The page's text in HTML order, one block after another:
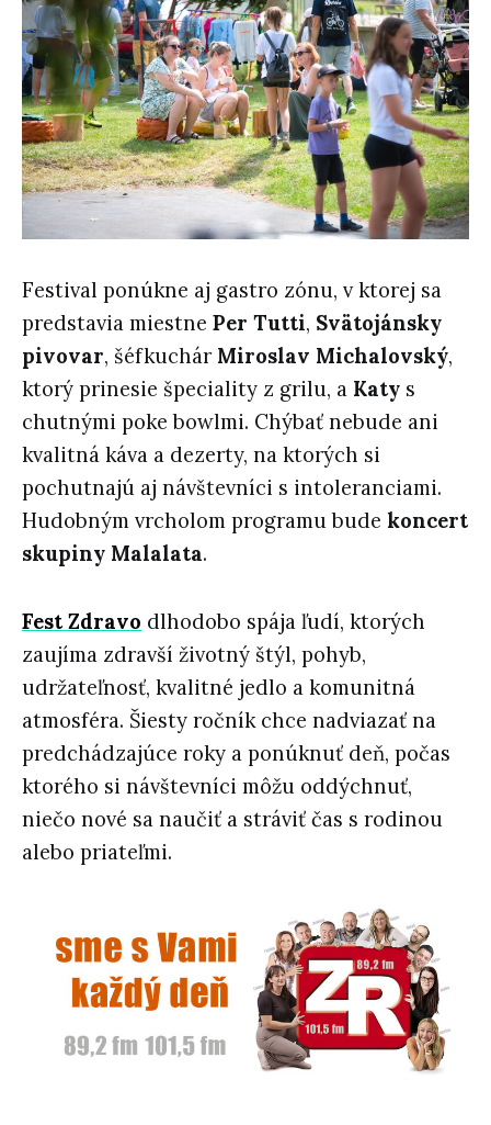
Festival ponúkne aj gastro zónu, v ktorej sa
predstavia miestne Per Tutti, Svätojánsky
pivovar, šéfkuchár Miroslav Michalovský,
ktorý prinesie špeciality z grilu, a Katy s
chutnými poke bowlmi. Chýbať nebude ani
kvalitná káva a dezerty, na ktorých si
pochutnajú aj návštevníci s intoleranciami.
Hudobným vrcholom programu bude koncert
skupiny Malalata.
Fest Zdravo dlhodobo spája ľudí, ktorých
zaujíma zdravší životný štýl, pohyb,
udržateľnosť, kvalitné jedlo a komunitná
atmosféra. Šiesty ročník chce nadviazať na
predchádzajúce roky a ponúknuť deň, počas
ktorého si návštevníci môžu oddýchnuť,
niečo nové sa naučiť a stráviť čas s rodinou
alebo priateľmi.